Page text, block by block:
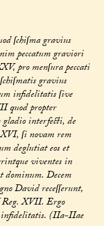
ſchiſma gravius
peccatum graviori
pro menſura peccati
gravius
infidelitatis ſive
quod propter
interfecti, de
ſi novam rem
deglutiat eos et
viventes in
dominum. Decem
David receſſerunt,
Reg. XVII. Ergo
infidelitatis. (IIa-IIae